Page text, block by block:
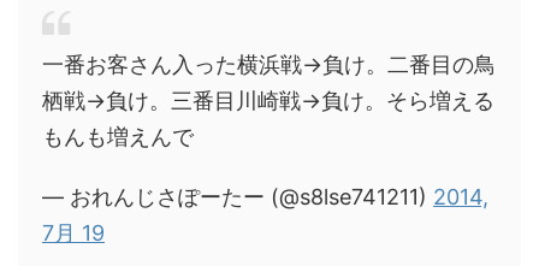
一番お客さん入った横浜戦→負け。二番目の鳥
栖戦→負け。三番目川崎戦→負け。そら増える
もんも増えんで
— おれんじさぽーたー (@s8lse741211) 2014,
7月 19